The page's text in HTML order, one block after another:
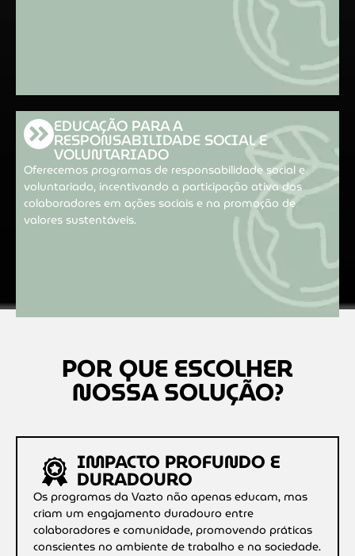
EDUCAÇÃO PARA A
RESPONSABILIDADE SOCIAL E
VOLUNTARIADO
Oferecemos programas de responsabilidade social e
voluntariado, incentivando a participação ativa dos
colaboradores em ações sociais e na promoção de
valores sustentáveis.
POR QUE ESCOLHER
NOSSA SOLUÇÃO?
IMPACTO PROFUNDO E
DURADOURO
Os programas da Vazto não apenas educam, mas
criam um engajamento duradouro entre
colaboradores e comunidade, promovendo práticas
conscientes no ambiente de trabalho e na sociedade.